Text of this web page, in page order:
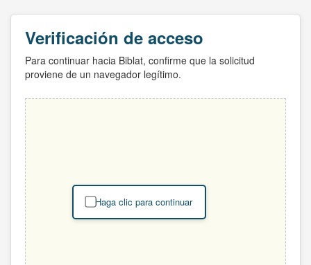
Verificación de acceso
Para continuar hacia Biblat, confirme que la solicitud
proviene de un navegador legítimo.
Haga clic para continuar